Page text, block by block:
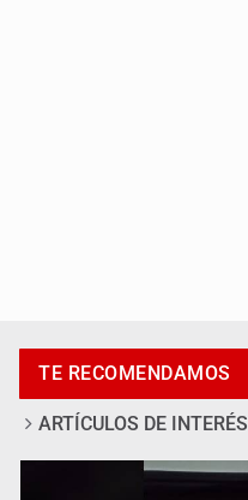
TE RECOMENDAMOS
ARTÍCULOS DE INTERÉS